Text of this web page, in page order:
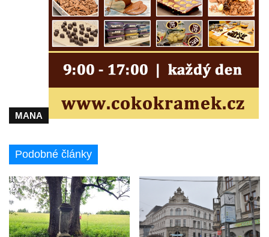
MANA
Podobné články